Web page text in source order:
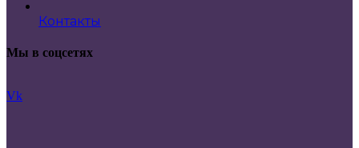
Контакты
Мы в соцсетях
Vk